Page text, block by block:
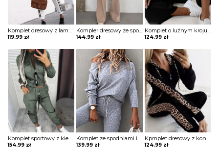
Komplet dresowy z lampasami
119.99 zł
Kompler dresowy ze spodniami z rozszerzanymi nogawkami i bluzą z golfem
144.99 zł
Komplet o luźnym kroju ze spodniami i topem
124.99 zł
Komplet sportowy z kieszeniami
154.99 zł
Komplet ze spodniami i bluzką z odkrytym ramieniem
139.99 zł
Kpmplet dresowy z kontrastowymi wstawkami
124.99 zł